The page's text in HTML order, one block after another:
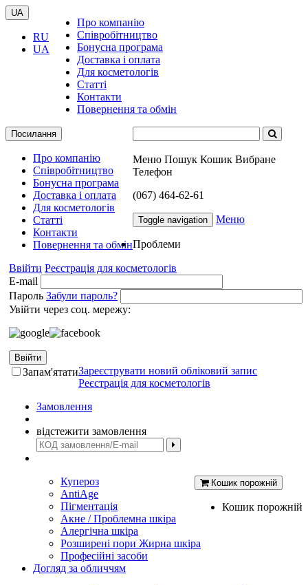
UA
RU
UA
Про компанію
Співробітництво
Бонусна програма
Доставка і оплата
Для косметологів
Статті
Контакти
Повернення та обмін
Посилання
Про компанію
Співробітництво
Бонусна програма
Доставка і оплата
Для косметологів
Статті
Контакти
Повернення та обмін
Ввійти Реєстрація для косметологів
E-mail
Пароль Забули пароль?
Увійти через соц. мережу:
Ввійти
Запам'ятатиЗареєструвати новий обліковий запис
Реєстрація для косметологів
Замовлення
відстежити замовлення
Меню Пошук Кошик Вибране
Телефон
(067) 464-62-61
Кошик порожній
Кошик порожній
Toggle navigation Меню
Проблеми
Купероз
AntiAge
Пігментація
Акне / Проблемна шкіра
Алергічна шкіра
Розширені пори Жирна шкіра
Професійні засоби
Догляд за обличчям